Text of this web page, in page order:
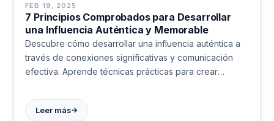
FEB 19, 2025
7 Principios Comprobados para Desarrollar
una Influencia Auténtica y Memorable
Descubre cómo desarrollar una influencia auténtica a
través de conexiones significativas y comunicación
efectiva. Aprende técnicas prácticas para crear
Leer más→